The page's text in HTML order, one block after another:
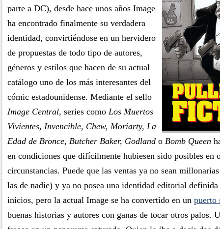
parte a DC), desde hace unos años Image
ha encontrado finalmente su verdadera
identidad, convirtiéndose en un hervidero
de propuestas de todo tipo de autores,
géneros y estilos que hacen de su actual
catálogo uno de los más interesantes del
cómic estadounidense. Mediante el sello
Image Central, series como Los Muertos
Vivientes, Invencible, Chew, Moriarty, La
Edad de Bronce, Butcher Baker, Godland o Bomb Queen
en condiciones que difícilmente hubiesen sido posibles en
circunstancias. Puede que las ventas ya no sean
las de nadie) y ya no posea una identidad editorial definida
inicios, pero la actual Image se ha convertido en un puerto
buenas historias y autores con ganas de tocar otros palos.